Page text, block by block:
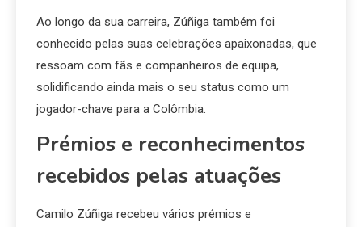
Ao longo da sua carreira, Zúñiga também foi
conhecido pelas suas celebrações apaixonadas, que
ressoam com fãs e companheiros de equipa,
solidificando ainda mais o seu status como um
jogador-chave para a Colômbia.
Prémios e reconhecimentos
recebidos pelas atuações
Camilo Zúñiga recebeu vários prémios e